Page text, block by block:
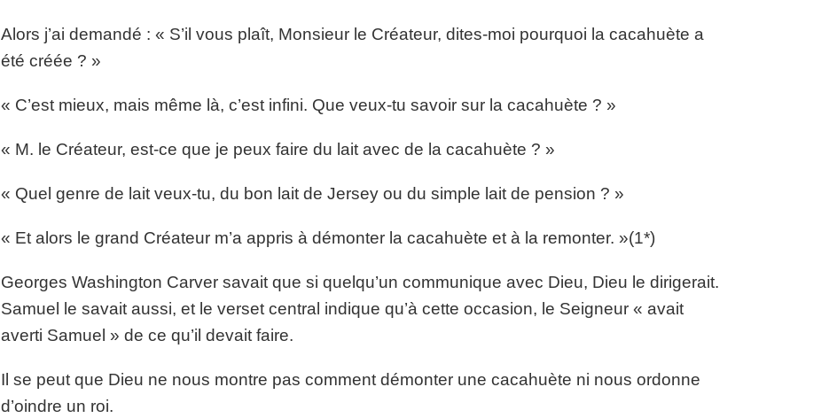
Alors j’ai demandé : « S’il vous plaît, Monsieur le Créateur, dites-moi pourquoi la cacahuète a
été créée ? »
« C’est mieux, mais même là, c’est infini. Que veux-tu savoir sur la cacahuète ? »
« M. le Créateur, est-ce que je peux faire du lait avec de la cacahuète ? »
« Quel genre de lait veux-tu, du bon lait de Jersey ou du simple lait de pension ? »
« Et alors le grand Créateur m’a appris à démonter la cacahuète et à la remonter. »(1*)
Georges Washington Carver savait que si quelqu’un communique avec Dieu, Dieu le dirigerait.
Samuel le savait aussi, et le verset central indique qu’à cette occasion, le Seigneur « avait
averti Samuel » de ce qu’il devait faire.
Il se peut que Dieu ne nous montre pas comment démonter une cacahuète ni nous ordonne
d’oindre un roi.